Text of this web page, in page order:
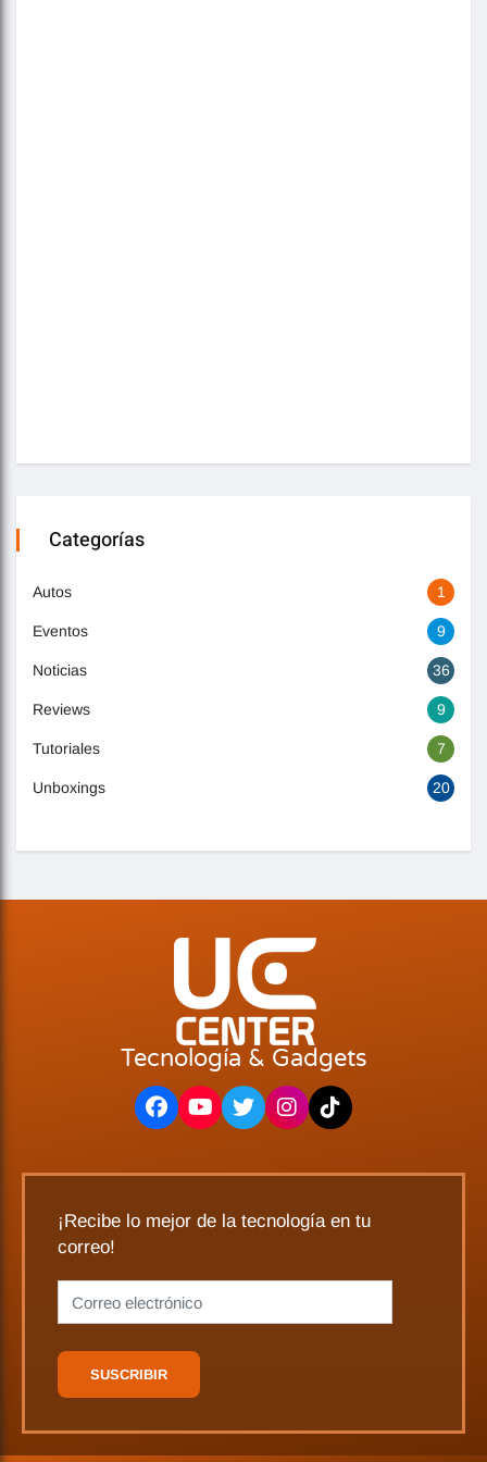
Categorías
Autos 1
Eventos 9
Noticias 36
Reviews 9
Tutoriales 7
Unboxings 20
Tecnología & Gadgets
¡Recibe lo mejor de la tecnología en tu
correo!